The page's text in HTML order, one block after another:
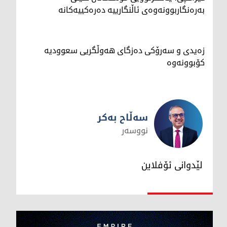
بەرەنگاربوونەوەی ئاڵنگارییە دەرەکییەکانە
زەیدی و سەرۆکی دەزگای هەوڵگریی سعوودیە
کۆبوونەوە
سەڵاح بەکر
سەڵاح بەکر
نووسەر
لێدوانی ئۆفلاین